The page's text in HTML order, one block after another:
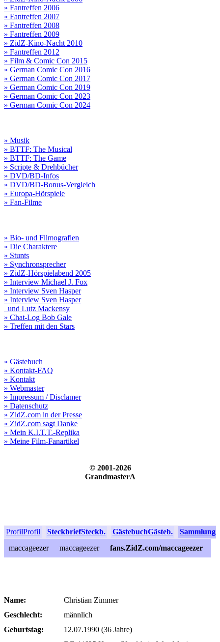
» Fantreffen 2006
» Fantreffen 2007
» Fantreffen 2008
» Fantreffen 2009
» ZidZ-Kino-Nacht 2010
» Fantreffen 2012
» Film & Comic Con 2015
» German Comic Con 2016
» German Comic Con 2017
» German Comic Con 2019
» German Comic Con 2023
» German Comic Con 2024
» Musik
» BTTF: The Musical
» BTTF: The Game
» Scripte & Drehbücher
» DVD/BD-Infos
» DVD/BD-Bonus-Vergleich
» Europa-Hörspiele
» Fan-Filme
» Bio- und Filmografien
» Die Charaktere
» Stunts
» Synchronsprecher
» ZidZ-Hörspielabend 2005
» Interview Michael J. Fox
» Interview Sven Hasper
» Interview Sven Hasper
und Lutz Mackensy
» Chat-Log Bob Gale
» Treffen mit den Stars
» Gästebuch
» Kontakt-FAQ
» Kontakt
» Webmaster
» Impressum / Disclamer
» Datenschutz
» ZidZ.com in der Presse
» ZidZ.com sagt Danke
» Mein K.I.T.T.-Replika
» Meine Film-Fanartikel
© 2001-2026
GrandmasterA
ProfilProfil SteckbriefSteckb. GästebuchGästeb. Sammlung
maccageezer
maccageezer fans.ZidZ.com/maccageezer
Name:
Christian Zimmer
Geschlecht:
männlich
Geburtstag:
12.07.1990 (36 Jahre)